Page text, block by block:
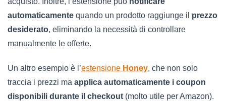
automaticamente quando un prodotto raggiunge il prezzo
desiderato, eliminando la necessità di controllare
manualmente le offerte.
Un altro esempio è l’estensione Honey, che non solo
traccia i prezzi ma applica automaticamente i coupon
disponibili durante il checkout (molto utile per Amazon).